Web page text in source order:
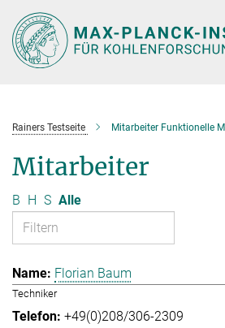
Hauptinhalt
Rainers Testseite Mitarbeiter Funktionelle
Mitarbeiter
B H S Alle
Florian Baum
Techniker
+49(0)208/306-2309